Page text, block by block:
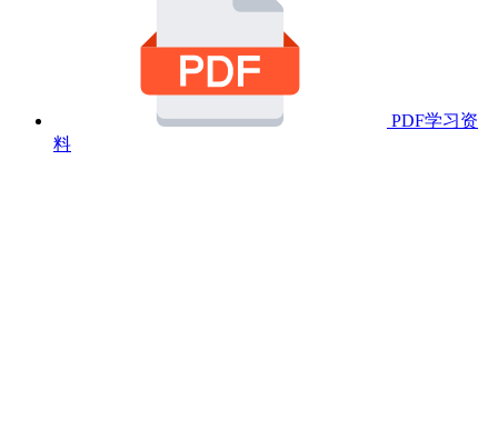
PDF学习资
料